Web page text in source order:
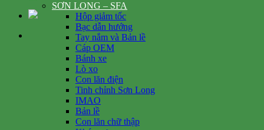
SƠN LONG – SFA
Hộp giảm tốc
Bạc dẫn hướng
Tay nắm và Bản lề
Cáp OEM
Bánh xe
Lò xo
Con lăn điện
Tinh chỉnh Sơn Long
IMAO
Bản lề
Con lăn chữ thập